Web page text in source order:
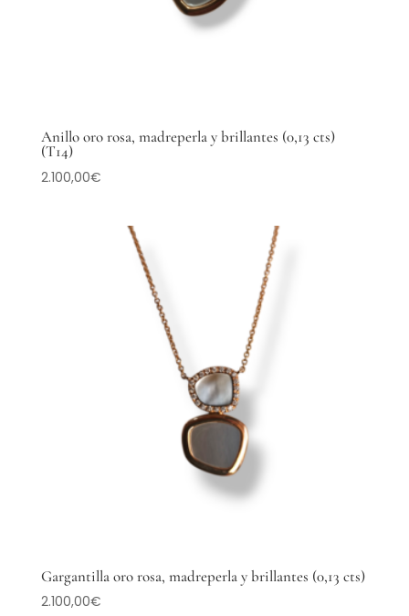
Anillo oro rosa, madreperla y brillantes (0,13 cts)
(T14)
2.100,00€
Gargantilla oro rosa, madreperla y brillantes (0,13 cts)
2.100,00€